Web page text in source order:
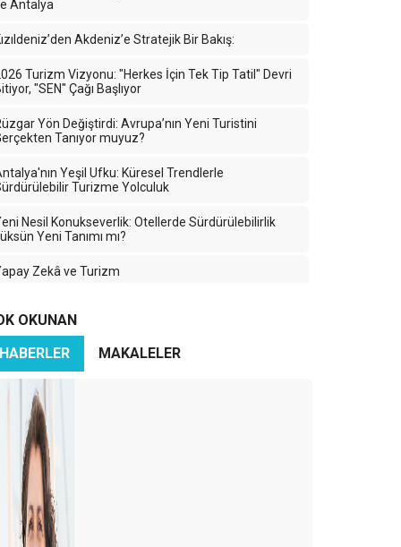
Antalya
Akdeniz’e Stratejik Bir Bakış:
Turizm Vizyonu: "Herkes İçin Tek Tip Tatil" Devri
"SEN" Çağı Başlıyor
Yön Değiştirdi: Avrupa’nın Yeni Turistini
Tanıyor muyuz?
Yeşil Ufku: Küresel Trendlerle
Turizme Yolculuk
Nesil Konukseverlik: Otellerde Sürdürülebilirlik
Yeni Tanımı mı?
Zekâ ve Turizm
Bir Yaklaşım
OTELLERDE SÜRDÜRÜLEBİLİRLİK
Tarsus Turizm Çalıştayı
GORDION ANTİK KENTİ VE FRIG BAŞLIĞI
Yanan Ormanlar, Küresel Isınma ve İklim Değişikliği
Yeni bir turizm akımı: Tripster
OKUNAN
HABERLER
MAKALELER